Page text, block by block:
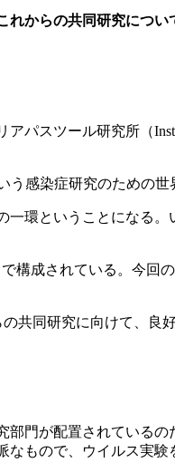
からの共同研究につ
パスツール研究所（
感染症研究のための
一環ということになる
構成されている。今
共同研究に向けて、良
門が配置されている
もので、ウイルス実験